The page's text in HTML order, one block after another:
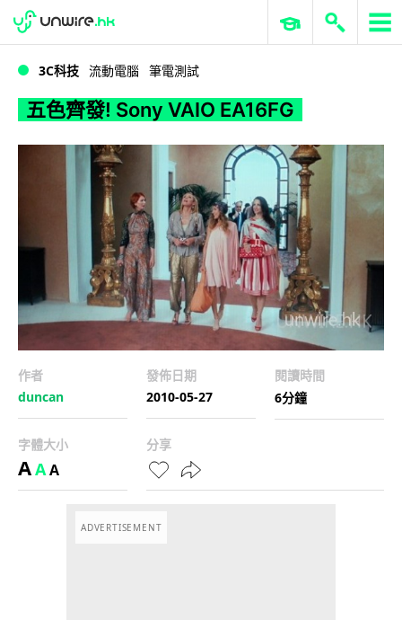
五色齊發! Sony VAIO EA16FG
WWDC 2026 ERP 與商業 AI
3C科技 流動電腦 筆電測試
五色齊發! Sony VAIO EA16FG
作者
duncan
發佈日期
2010-05-27
閱讀時間
6分鐘
字體大小
AAA
分享
ADVERTISEMENT